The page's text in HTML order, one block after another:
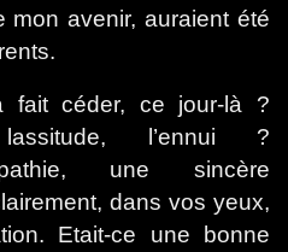
mon avenir, auraient été
fait céder, ce jour-là ?
l’ennui ?
une sincère
dans vos yeux,
Etait-ce une bonne